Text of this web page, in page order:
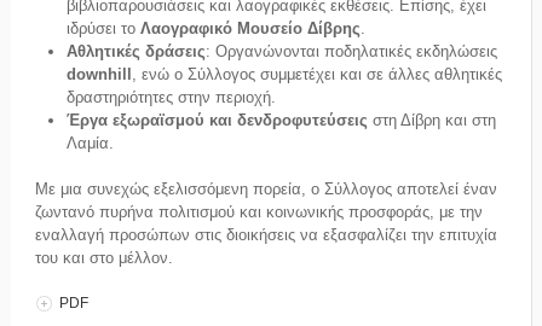
βιβλιοπαρουσιάσεις και λαογραφικές εκθέσεις. Επίσης, έχει
ιδρύσει το Λαογραφικό Μουσείο Δίβρης
Αθλητικές δράσεις: Οργανώνονται ποδηλατικές εκδηλώσεις
downhill , ενώ ο Σύλλογος συμμετέχει και σε άλλες αθλητικές
δραστηριότητες στην περιοχή.
Έργα εξωραϊσμού και δενδροφυτεύσεις στη Δίβρη και στη
Λαμία.
Με μια συνεχώς εξελισσόμενη πορεία, ο Σύλλογος αποτελεί έναν
ζωντανό πυρήνα πολιτισμού και κοινωνικής προσφοράς, με την
εναλλαγή προσώπων στις διοικήσεις να εξασφαλίζει την επιτυχία
του και στο μέλλον.
PDF